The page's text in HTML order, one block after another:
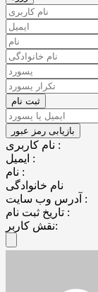
نام کاربری :
ایمیل :
نام :
نام خانوادگی
آدرس وب سایت :
تاریخ ثبت نام :
نقش کاربر: